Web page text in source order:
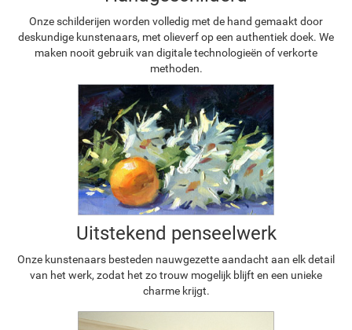
Onze schilderijen worden volledig met de hand gemaakt door
deskundige kunstenaars, met olieverf op een authentiek doek. We
maken nooit gebruik van digitale technologieën of verkorte
methoden.
Uitstekend penseelwerk
Onze kunstenaars besteden nauwgezette aandacht aan elk detail
van het werk, zodat het zo trouw mogelijk blijft en een unieke
charme krijgt.